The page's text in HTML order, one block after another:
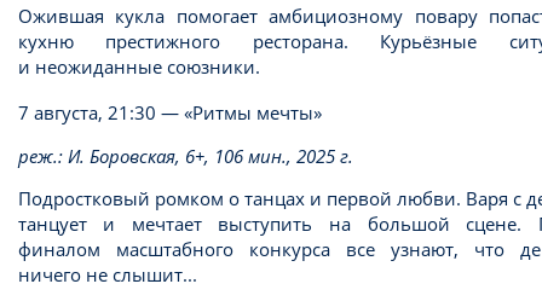
Ожившая кукла помогает амбициозному повару
кухню престижного ресторана. Курьёзные
и неожиданные союзники.
7 августа, 21:30 — «Ритмы мечты»
реж.: И. Боровская, 6+, 106 мин., 2025 г.
Подростковый ромком о танцах и первой любви. Варя с
танцует и мечтает выступить на большой сцене.
финалом масштабного конкурса все узнают, что
ничего не слышит...